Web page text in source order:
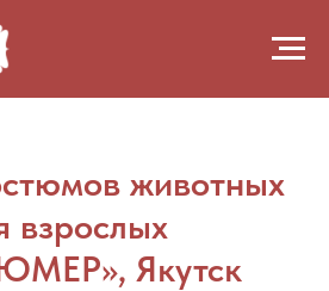
животных
взрослых
Якутск